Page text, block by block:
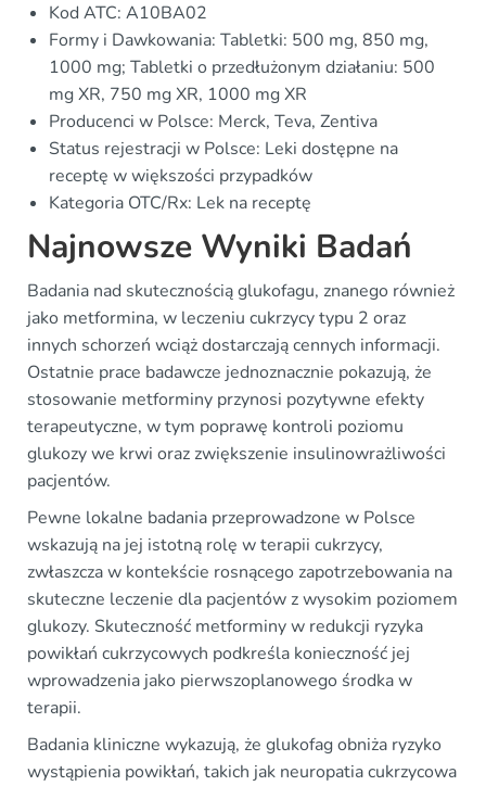
Kod ATC: A10BA02
Formy i Dawkowania: Tabletki: 500 mg, 850 mg,
1000 mg; Tabletki o przedłużonym działaniu: 500
mg XR, 750 mg XR, 1000 mg XR
Producenci w Polsce: Merck, Teva, Zentiva
Status rejestracji w Polsce: Leki dostępne na
receptę w większości przypadków
Kategoria OTC/Rx: Lek na receptę
Najnowsze Wyniki Badań
Badania nad skutecznością glukofagu, znanego również
jako metformina, w leczeniu cukrzycy typu 2 oraz
innych schorzeń wciąż dostarczają cennych informacji.
Ostatnie prace badawcze jednoznacznie pokazują, że
stosowanie metforminy przynosi pozytywne efekty
terapeutyczne, w tym poprawę kontroli poziomu
glukozy we krwi oraz zwiększenie insulinowrażliwości
pacjentów.
Pewne lokalne badania przeprowadzone w Polsce
wskazują na jej istotną rolę w terapii cukrzycy,
zwłaszcza w kontekście rosnącego zapotrzebowania na
skuteczne leczenie dla pacjentów z wysokim poziomem
glukozy. Skuteczność metforminy w redukcji ryzyka
powikłań cukrzycowych podkreśla konieczność jej
wprowadzenia jako pierwszoplanowego środka w
terapii.
Badania kliniczne wykazują, że glukofag obniża ryzyko
wystąpienia powikłań, takich jak neuropatia cukrzycowa